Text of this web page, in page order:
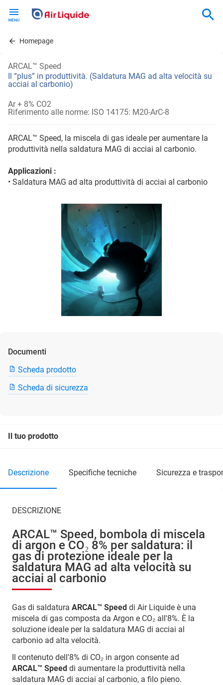
contentHomepage
ARCAL™ Speed
Il “plus” in produttività. (Saldatura MAG ad alta velocità su
acciai al carbonio)
Ar + 8% CO2
Riferimento alle norme: ISO 14175: M20-ArC-8
ARCAL™ Speed, la miscela di gas ideale per aumentare la
produttività nella saldatura MAG di acciai al carbonio.
Applicazioni :
• Saldatura MAG ad alta produttività di acciai al carbonio
Documenti
Scheda prodotto
Scheda di sicurezza
Il tuo prodotto
descrizione specifiche tecniche sicurezza e
DESCRIZIONE
ARCAL™ Speed, bombola di miscela
di argon e CO₂ 8% per saldatura: il
gas di protezione ideale per la
saldatura MAG ad alta velocità su
acciai al carbonio
Gas di saldatura ARCAL™ Speed di Air Liquide è una
miscela di gas composta da Argon e CO₂ all'8%. È la
soluzione ideale per la saldatura MAG di acciai al
carbonio ad alta velocità.
Il contenuto dell'8% di CO₂ in argon consente ad
ARCAL™ Speed di aumentare la produttività nella
saldatura MAG di acciai al carbonio, a filo pieno.